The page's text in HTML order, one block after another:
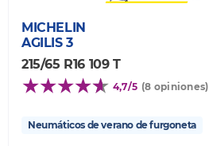
MICHELIN
AGILIS 3
215/65 R16 109 T
4,7/5 (8 opiniones)
Neumáticos de verano de furgoneta